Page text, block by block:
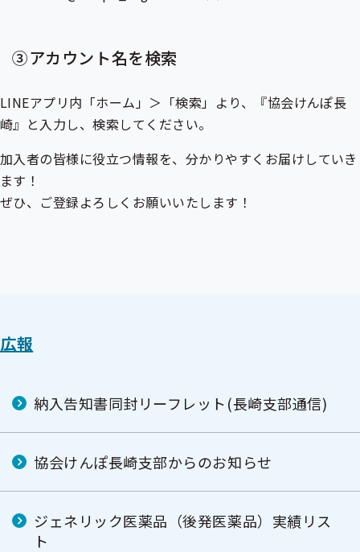
③アカウント名を検索
LINEアプリ内「ホーム」＞「検索」より、『協会けんぽ長
崎』と入力し、検索してください。
加入者の皆様に役立つ情報を、分かりやすくお届けしていき
ます！
ぜひ、ご登録よろしくお願いいたします！
広報
納入告知書同封リーフレット(長崎支部通信)
協会けんぽ長崎支部からのお知らせ
ジェネリック医薬品（後発医薬品）実績リス
ト